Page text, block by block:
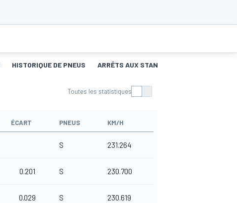
HISTORIQUE DE PNEUS ARRÊTS AUX STANDS
Toutes les statistiques
ÉCART PNEUS KM/H
S 231.264
0.201 S 230.700
0.029 S 230.619